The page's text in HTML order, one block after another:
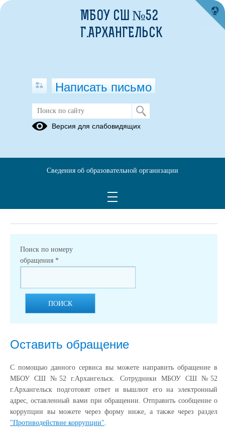
Обращения граждан
режиме при подаче обращения через электронную форму. Номер
указывали при подаче обращения в электронной форме.
Поиск по номеру
обращения *
ПОИСК
Оставить обращение
С помощью данного сервиса вы можете направить обращение в
МБОУ СШ №52 г.Архангельск. Сотрудники МБОУ СШ №52
г.Архангельск подготовят ответ и вышлют его на электронный
адрес, оставленный вами при обращении. Отправить сообщение о
коррупции вы можете через форму ниже, а также через раздел
"Противодействие коррупции".
МБОУ СШ №52
Г.АРХАНГЕЛЬСК
Написать письмо
Версия для слабовидящих
Сведения об образовательной организации